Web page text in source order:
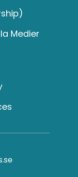
Medier